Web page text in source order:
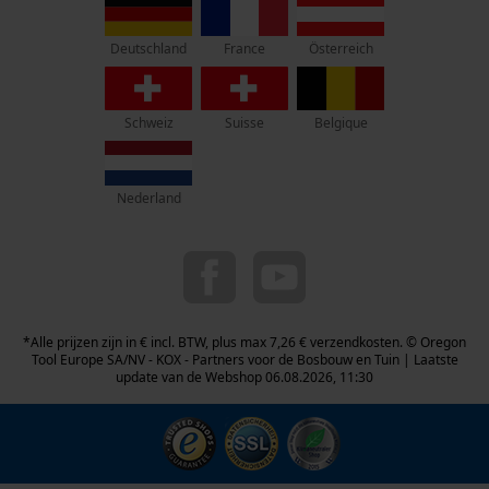
1435 Mont-Saint-Guibert
Geen winkel!
Retouradres:
Beim Erlenwäldchen 14/2
71522 Backnang
Deutschland France Österreich
Schweiz Suisse Belgique
Nederland
*Alle prijzen zijn in € incl. BTW, plus max 7,26 € verzendkosten. © Oregon
Tool Europe SA/NV - KOX - Partners voor de Bosbouw en Tuin | Laatste
update van de Webshop 06.08.2026, 11:30